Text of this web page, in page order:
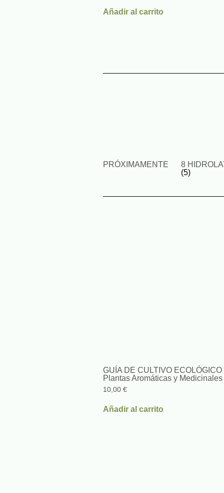
Añadir al carrito
PRÓXIMAMENTE
8
(5)
GUÍA DE CULTIVO
Plantas Aromáticas y Medicinales
10,00 €
Añadir al carrito